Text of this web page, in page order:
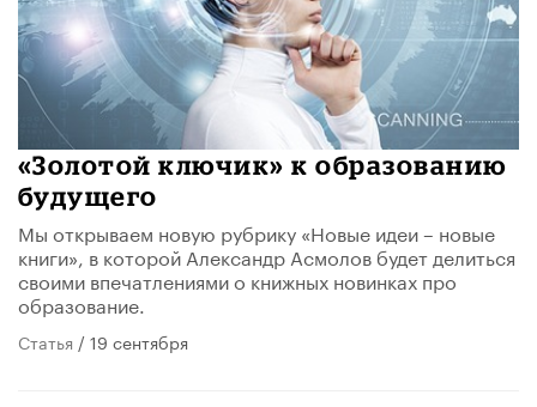
«Золотой ключик» к образованию
будущего
Мы открываем новую рубрику «Новые идеи – новые
книги», в которой Александр Асмолов будет делиться
своими впечатлениями о книжных новинках про
образование.
Статья / 19 сентября